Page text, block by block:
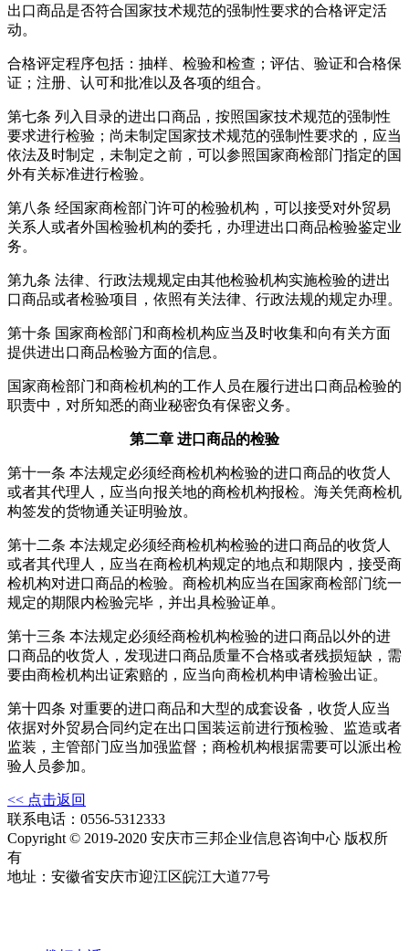
出口商品是否符合国家技术规范的强制性要求的合格评定活
动。
合格评定程序包括：抽样、检验和检查；评估、验证和合格保
证；注册、认可和批准以及各项的组合。
第七条 列入目录的进出口商品，按照国家技术规范的强制性
要求进行检验；尚未制定国家技术规范的强制性要求的，应当
依法及时制定，未制定之前，可以参照国家商检部门指定的国
外有关标准进行检验。
第八条 经国家商检部门许可的检验机构，可以接受对外贸易
关系人或者外国检验机构的委托，办理进出口商品检验鉴定业
务。
第九条 法律、行政法规规定由其他检验机构实施检验的进出
口商品或者检验项目，依照有关法律、行政法规的规定办理。
第十条 国家商检部门和商检机构应当及时收集和向有关方面
提供进出口商品检验方面的信息。
国家商检部门和商检机构的工作人员在履行进出口商品检验的
职责中，对所知悉的商业秘密负有保密义务。
第二章 进口商品的检验
第十一条 本法规定必须经商检机构检验的进口商品的收货人
或者其代理人，应当向报关地的商检机构报检。海关凭商检机
构签发的货物通关证明验放。
第十二条 本法规定必须经商检机构检验的进口商品的收货人
或者其代理人，应当在商检机构规定的地点和期限内，接受商
检机构对进口商品的检验。商检机构应当在国家商检部门统一
规定的期限内检验完毕，并出具检验证单。
第十三条 本法规定必须经商检机构检验的进口商品以外的进
口商品的收货人，发现进口商品质量不合格或者残损短缺，需
要由商检机构出证索赔的，应当向商检机构申请检验出证。
第十四条 对重要的进口商品和大型的成套设备，收货人应当
依据对外贸易合同约定在出口国装运前进行预检验、监造或者
监装，主管部门应当加强监督；商检机构根据需要可以派出检
验人员参加。
<< 点击返回
联系电话：0556-5312333
Copyright © 2019-2020 安庆市三邦企业信息咨询中心 版权所
有
地址：安徽省安庆市迎江区皖江大道77号